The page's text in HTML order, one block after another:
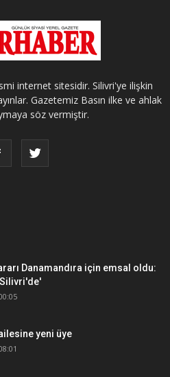
internet sitesidir. Silivri'ye ilişkin
Gazetemiz Basın ilke ve ahlak
söz vermiştir.
Danamandıra için emsal oldu:
yeni üye